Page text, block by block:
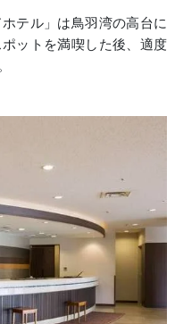
テル」は鳥羽湾の高台に
ットを満喫した後、適度